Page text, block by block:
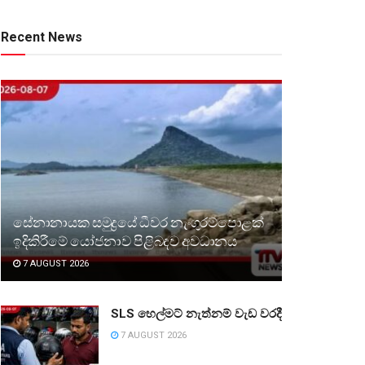
Recent News
සේනානායක සමුද්‍රයේ ධීවර නැංගුරම්පොළක්
ඉදිකිරීමේ යෝජනාව පිළිබඳව අවධානය
7 AUGUST 2026
SLS හෙල්මට් නැත්නම් වැඩ වරදී
7 AUGUST 2026